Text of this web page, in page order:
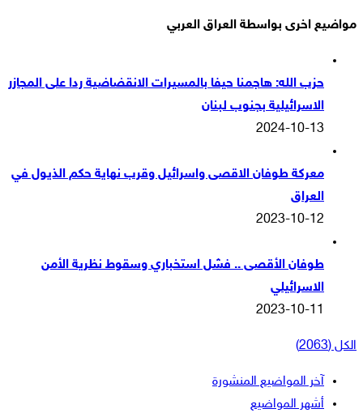
مواضيع اخرى بواسطة العراق العربي
حزب الله: هاجمنا حيفا بالمسيرات الانقضاضية ردا على المجازر
الاسرائيلية بجنوب لبنان
2024-10-13
معركة طوفان الاقصى واسرائيل وقرب نهاية حكم الذيول في
العراق
2023-10-12
طوفان الأقصى .. فشل استخباري وسقوط نظرية الأمن
الاسرائيلي
2023-10-11
الكل (2063)
آخر المواضيع المنشورة
أشهر المواضيع